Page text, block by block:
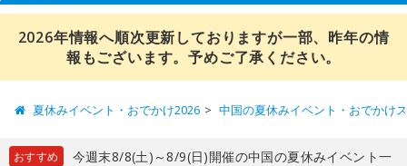
2026年情報へ順次更新しておりますが一部、昨年の情
報もございます。予めご了承ください。
夏休みイベント・おでかけ2026 中国の夏休みイベント・おでかけ
おすすめ
今週末8/8(土)～8/9(日)開催の中国の夏休みイベント一